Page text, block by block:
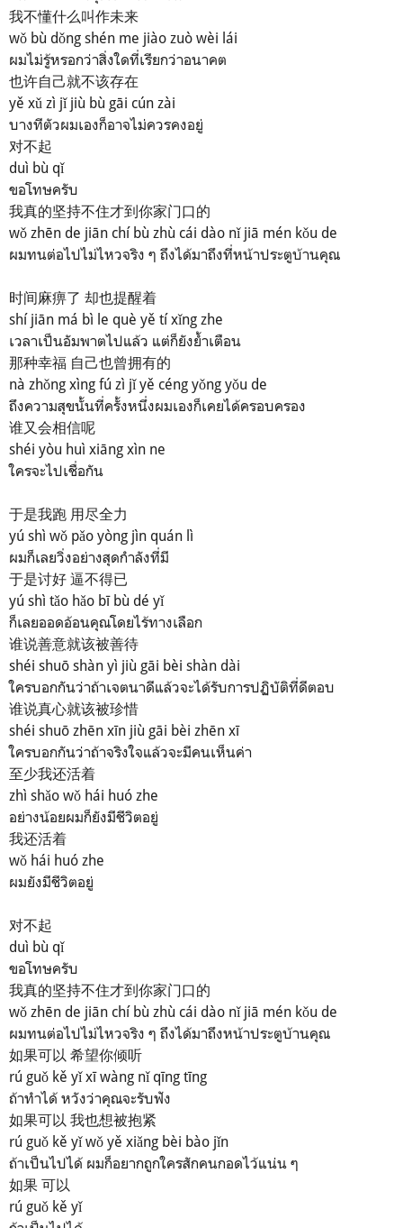
我不懂什么叫作未来
wǒ bù dǒng shén me jiào zuò wèi lái
ผมไม่รู้หรอกว่าสิ่งใดที่เรียกว่าอนาคต
也许自己就不该存在
yě xǔ zì jǐ jiù bù gāi cún zài
บางทีตัวผมเองก็อาจไม่ควรคงอยู่
对不起
duì bù qǐ
ขอโทษครับ
我真的坚持不住才到你家门口的
wǒ zhēn de jiān chí bù zhù cái dào nǐ jiā mén kǒu de
ผมทนต่อไปไม่ไหวจริง ๆ ถึงได้มาถึงที่หน้าประตูบ้านคุณ
时间麻痹了 却也提醒着
shí jiān má bì le què yě tí xǐng zhe
เวลาเป็นอัมพาตไปแล้ว แต่ก็ยังย้ำเตือน
那种幸福 自己也曾拥有的
nà zhǒng xìng fú zì jǐ yě céng yǒng yǒu de
ถึงความสุขนั้นที่ครั้งหนึ่งผมเองก็เคยได้ครอบครอง
谁又会相信呢
shéi yòu huì xiāng xìn ne
ใครจะไปเชื่อกัน
于是我跑 用尽全力
yú shì wǒ pǎo yòng jìn quán lì
ผมก็เลยวิ่งอย่างสุดกำลังที่มี
于是讨好 逼不得已
yú shì tǎo hǎo bī bù dé yǐ
ก็เลยออดอ้อนคุณโดยไร้ทางเลือก
谁说善意就该被善待
shéi shuō shàn yì jiù gāi bèi shàn dài
ใครบอกกันว่าถ้าเจตนาดีแล้วจะได้รับการปฏิบัติที่ดีตอบ
谁说真心就该被珍惜
shéi shuō zhēn xīn jiù gāi bèi zhēn xī
ใครบอกกันว่าถ้าจริงใจแล้วจะมีคนเห็นค่า
至少我还活着
zhì shǎo wǒ hái huó zhe
อย่างน้อยผมก็ยังมีชีวิตอยู่
我还活着
wǒ hái huó zhe
ผมยังมีชีวิตอยู่
对不起
duì bù qǐ
ขอโทษครับ
我真的坚持不住才到你家门口的
wǒ zhēn de jiān chí bù zhù cái dào nǐ jiā mén kǒu de
ผมทนต่อไปไม่ไหวจริง ๆ ถึงได้มาถึงหน้าประตูบ้านคุณ
如果可以 希望你倾听
rú guǒ kě yǐ xī wàng nǐ qīng tīng
ถ้าทำได้ หวังว่าคุณจะรับฟัง
如果可以 我也想被抱紧
rú guǒ kě yǐ wǒ yě xiǎng bèi bào jǐn
ถ้าเป็นไปได้ ผมก็อยากถูกใครสักคนกอดไว้แน่น ๆ
如果 可以
rú guǒ kě yǐ